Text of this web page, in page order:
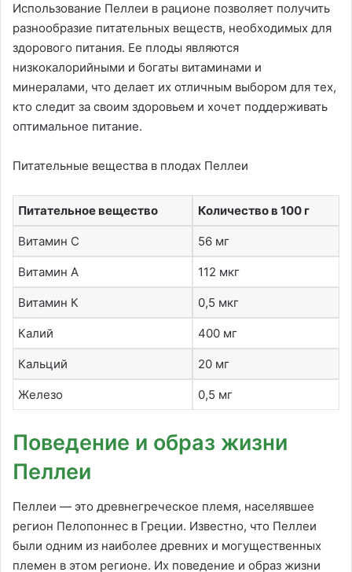
Использование Пеллеи в рационе позволяет получить
разнообразие питательных веществ, необходимых для
здорового питания. Ее плоды являются
низкокалорийными и богаты витаминами и
минералами, что делает их отличным выбором для тех,
кто следит за своим здоровьем и хочет поддерживать
оптимальное питание.
Питательные вещества в плодах Пеллеи
Питательное вещество Количество в 100 г
Витамин C 56 мг
Витамин A 112 мкг
Витамин К 0,5 мкг
Калий 400 мг
Кальций 20 мг
Железо 0,5 мг
Поведение и образ жизни
Пеллеи
Пеллеи — это древнегреческое племя, населявшее
регион Пелопоннес в Греции. Известно, что Пеллеи
были одним из наиболее древних и могущественных
племен в этом регионе. Их поведение и образ жизни